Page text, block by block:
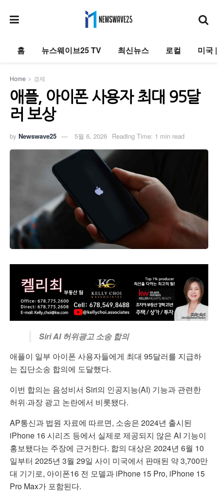
홈 뉴스웨이브25 TV 최신뉴스 로컬 미국
Home 경제
애플, 아이폰 사용자 최대 95달
러 보상
by Newswave25 5월 6, 2026 Reading Time: 1 min read
Siri AI 허위광고 소송 합의
애플이 일부 아이폰 사용자들에게 최대 95달러를 지급하
는 집단소송 합의에 도달했다.
이번 합의는 음성비서 Siri의 인공지능(AI) 기능과 관련한
허위·과장 광고 논란에서 비롯됐다.
AP통신과 법원 자료에 따르면, 소송은 2024년 출시된
iPhone 16 시리즈 등에서 실제로 제공되지 않은 AI 기능이
홍보됐다는 주장에 근거한다. 합의 대상은 2024년 6월 10
일부터 2025년 3월 29일 사이 미국에서 판매된 약 3,700만
대 기기로, 아이폰16 전 모델과 iPhone 15 Pro, iPhone 15
Pro Max가 포함된다.